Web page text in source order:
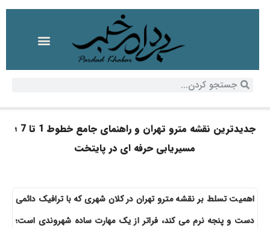
جدیدترین نقشه مترو تهران و راهنمای جامع خطوط 1 تا 7 ؛
مسیریابی حرفه ای در پایتخت
اهمیت تسلط بر نقشه مترو تهران در کلان شهری که با ترافیک دائمی
دست و پنجه نرم می کند، فراتر از یک مهارت ساده شهروندی است؛